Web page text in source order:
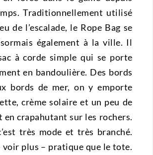
Traditionnellement utilisé
de l’escalade, le Rope Bag se
également à la ville. Il
à corde simple qui se porte
en bandoulière. Des bords
bords de mer, on y emporte
crème solaire et un peu de
en crapahutant sur les rochers.
très mode et très branché.
voir plus – pratique que le tote.